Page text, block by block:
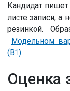
Кандидат
листе записи, а
резинкой.
Модельном
(B1).
Оценка